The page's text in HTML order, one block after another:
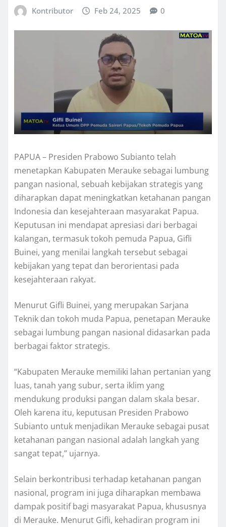
Kontributor Feb 24, 2025 0
PAPUA – Presiden Prabowo Subianto telah
menetapkan Kabupaten Merauke sebagai lumbung
pangan nasional, sebuah kebijakan strategis yang
diharapkan dapat meningkatkan ketahanan pangan
Indonesia dan kesejahteraan masyarakat Papua.
Keputusan ini mendapat apresiasi dari berbagai
kalangan, termasuk tokoh pemuda Papua, Gifli
Buinei, yang menilai langkah tersebut sebagai
kebijakan yang tepat dan berorientasi pada
kesejahteraan rakyat.
Menurut Gifli Buinei, yang merupakan Sarjana
Teknik dan tokoh muda Papua, penetapan Merauke
sebagai lumbung pangan nasional didasarkan pada
berbagai faktor strategis.
“Kabupaten Merauke memiliki lahan pertanian yang
luas, tanah yang subur, serta iklim yang
mendukung produksi pangan dalam skala besar.
Oleh karena itu, keputusan Presiden Prabowo
Subianto untuk menjadikan Merauke sebagai pusat
ketahanan pangan nasional adalah langkah yang
sangat tepat,” ujarnya.
Selain berkontribusi terhadap ketahanan pangan
nasional, program ini juga diharapkan membawa
dampak positif bagi masyarakat Papua, khususnya
di Merauke. Menurut Gifli, kehadiran program ini